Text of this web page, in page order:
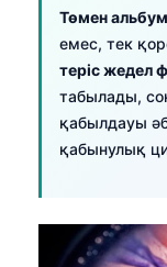
Төмен
емес, тек
теріс жедел
табылады,
қабылдауы
қабынулық
ಕನ್ನಡ
Tiếng Việt
Tagalog
ไทย
ဗမာစာ